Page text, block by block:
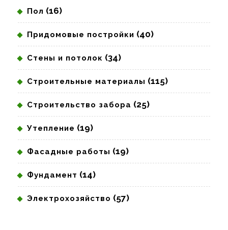
Пол (16)
Придомовые постройки (40)
Стены и потолок (34)
Строительные материалы (115)
Строительство забора (25)
Утепление (19)
Фасадные работы (19)
Фундамент (14)
Электрохозяйство (57)